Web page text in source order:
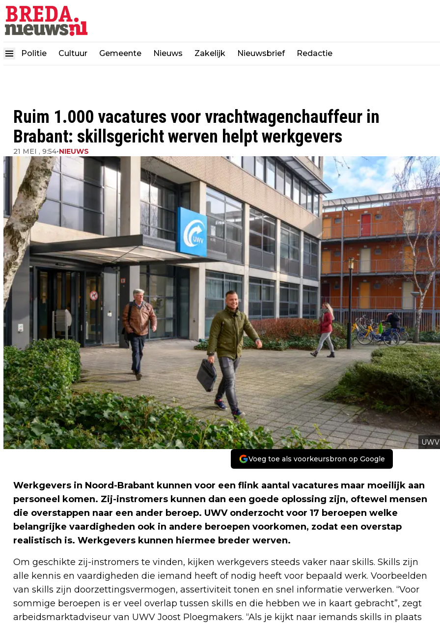
Politie Cultuur Gemeente Nieuws Zakelijk Nieuwsbrief Redactie
Ruim 1.000 vacatures voor vrachtwagenchauffeur in
Brabant: skillsgericht werven helpt werkgevers
21 MEI , 9:54•NIEUWS
UWV
Voeg toe als voorkeursbron op Google
Werkgevers in Noord-Brabant kunnen voor een flink aantal vacatures maar moeilijk aan
personeel komen. Zij-instromers kunnen dan een goede oplossing zijn, oftewel mensen
die overstappen naar een ander beroep. UWV onderzocht voor 17 beroepen welke
belangrijke vaardigheden ook in andere beroepen voorkomen, zodat een overstap
realistisch is. Werkgevers kunnen hiermee breder werven.
Om geschikte zij-instromers te vinden, kijken werkgevers steeds vaker naar skills. Skills zijn
alle kennis en vaardigheden die iemand heeft of nodig heeft voor bepaald werk. Voorbeelden
van skills zijn doorzettingsvermogen, assertiviteit tonen en snel informatie verwerken. “Voor
sommige beroepen is er veel overlap tussen skills en die hebben we in kaart gebracht”, zegt
arbeidsmarktadviseur van UWV Joost Ploegmakers. “Als je kijkt naar iemands skills in plaats